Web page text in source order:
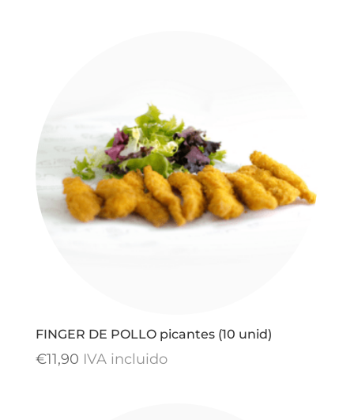
FINGER DE POLLO picantes (10 unid)
€11,90 IVA incluido